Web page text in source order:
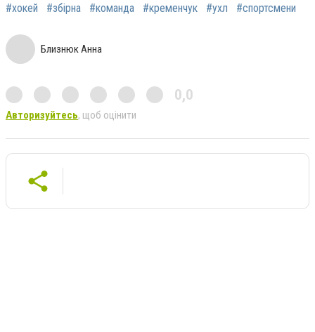
#хокей #збірна #команда #кременчук #ухл #спортсмени
Близнюк Анна
0,0
Авторизуйтесь, щоб оцінити